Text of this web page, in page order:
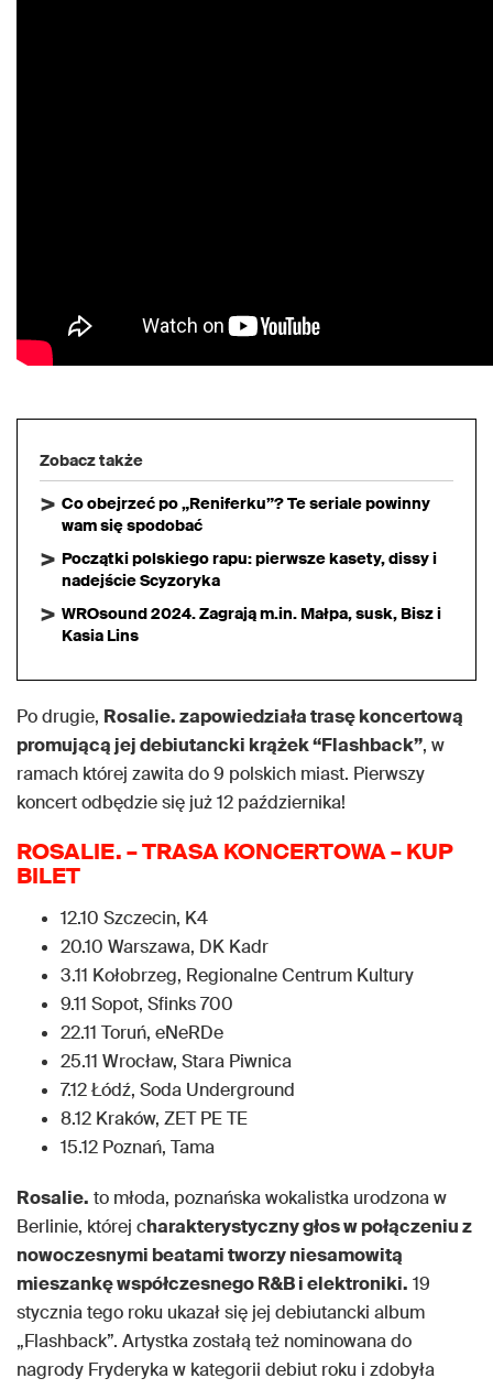
Zobacz także
Co obejrzeć po „Reniferku”? Te seriale powinny
wam się spodobać
Początki polskiego rapu: pierwsze kasety, dissy i
nadejście Scyzoryka
WROsound 2024. Zagrają m.in. Małpa, susk, Bisz i
Kasia Lins
Po drugie, Rosalie. zapowiedziała trasę koncertową
promującą jej debiutancki krążek “Flashback”, w
ramach której zawita do 9 polskich miast. Pierwszy
koncert odbędzie się już 12 października!
ROSALIE. – TRASA KONCERTOWA – KUP
BILET
12.10 Szczecin, K4
20.10 Warszawa, DK Kadr
3.11 Kołobrzeg, Regionalne Centrum Kultury
9.11 Sopot, Sfinks 700
22.11 Toruń, eNeRDe
25.11 Wrocław, Stara Piwnica
7.12 Łódź, Soda Underground
8.12 Kraków, ZET PE TE
15.12 Poznań, Tama
Rosalie. to młoda, poznańska wokalistka urodzona w
Berlinie, której charakterystyczny głos w połączeniu z
nowoczesnymi beatami tworzy niesamowitą
mieszankę współczesnego R&B i elektroniki. 19
stycznia tego roku ukazał się jej debiutancki album
„Flashback”. Artystka zostałą też nominowana do
nagrody Fryderyka w kategorii debiut roku i zdobyła